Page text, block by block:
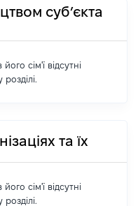
суб’єкта
сім'ї відсутні
та їх
сім'ї відсутні